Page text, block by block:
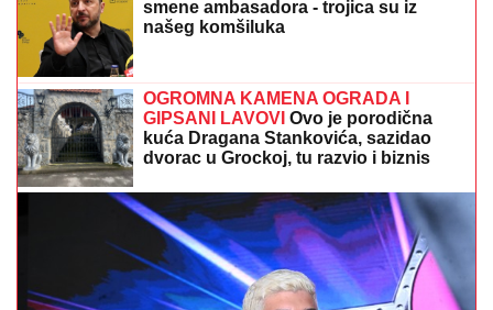
DRAGAN STANKOVIĆ DAO OGROMAN NOVAC ZA
GALA PROSLAVUEvo koja cifra je u pitanju - sve
prštalo od luksuza
(VIDEO) DRAGAN UREDIO VILU U
GROCKOJ NAKON RASKIDA SA
JOVANOM JEREMIĆ
Ovako sada
izgleda, mlađa devojka se pita za sve